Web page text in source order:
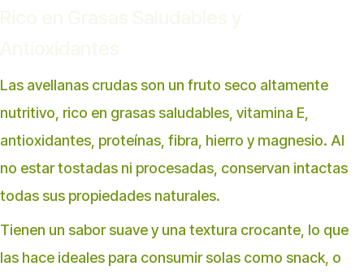
Las avellanas crudas son un fruto seco altamente
nutritivo, rico en grasas saludables, vitamina E,
antioxidantes, proteínas, fibra, hierro y magnesio. Al
no estar tostadas ni procesadas, conservan intactas
todas sus propiedades naturales.
Tienen un sabor suave y una textura crocante, lo que
las hace ideales para consumir solas como snack, o